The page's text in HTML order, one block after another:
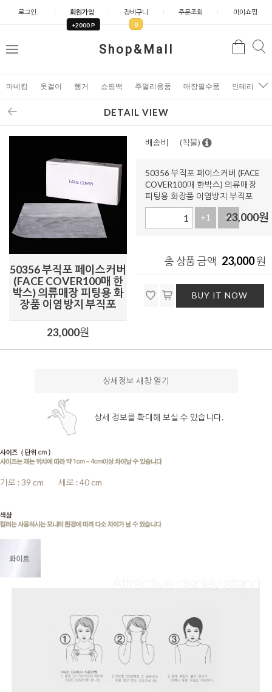
로그인 회원가입
+2000 P
장바구니
0
주문조회 마이쇼핑
Shop&Mall
메
검
마네킹 옷걸이 행거 쇼핑백 주얼리용품 매장필수품 인테리어소
DETAIL VIEW
50356 부직포 페이스커버
(FACE COVER100매 한
박스) 의류매장 피팅용 화
장품 이염방지 부직포
23,000원
배송비 (착불)
50356 부직포 페이스커버 (FACE
COVER100매 한박스) 의류매장
피팅용 화장품 이염방지 부직포
+1 -1
23,000원
총 상품 금액 23,000원
BUY IT NOW
상세정보 새창 열기
상세 정보를 확대해 보실 수 있습니다.
가로 : 39 cm 세로 : 40 cm